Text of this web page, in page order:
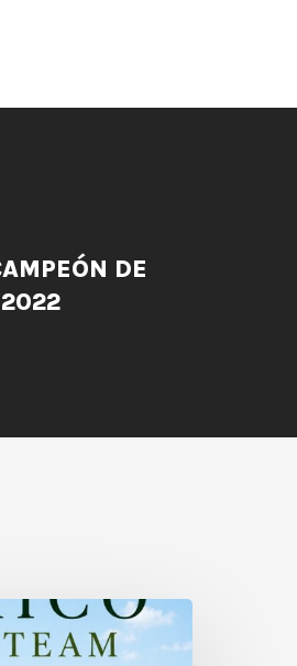
DE
2022